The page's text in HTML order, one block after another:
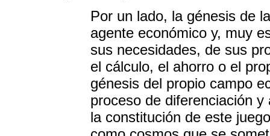
Por un lado, la génesis de
agente económico y, muy
sus necesidades, de sus
el cálculo, el ahorro o el
génesis del propio campo
proceso de diferenciación
la constitución de este